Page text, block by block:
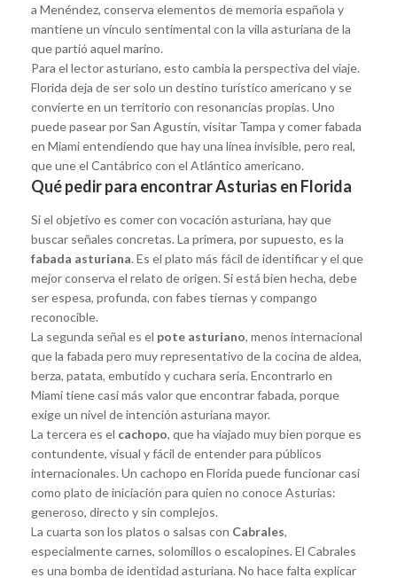
a Menéndez, conserva elementos de memoria española y
mantiene un vínculo sentimental con la villa asturiana de la
que partió aquel marino.
Para el lector asturiano, esto cambia la perspectiva del viaje.
Florida deja de ser solo un destino turístico americano y se
convierte en un territorio con resonancias propias. Uno
puede pasear por San Agustín, visitar Tampa y comer fabada
en Miami entendiendo que hay una línea invisible, pero real,
que une el Cantábrico con el Atlántico americano.
Qué pedir para encontrar Asturias en Florida
Si el objetivo es comer con vocación asturiana, hay que
buscar señales concretas. La primera, por supuesto, es la
fabada asturiana. Es el plato más fácil de identificar y el que
mejor conserva el relato de origen. Si está bien hecha, debe
ser espesa, profunda, con fabes tiernas y compango
reconocible.
La segunda señal es el pote asturiano, menos internacional
que la fabada pero muy representativo de la cocina de aldea,
berza, patata, embutido y cuchara seria. Encontrarlo en
Miami tiene casi más valor que encontrar fabada, porque
exige un nivel de intención asturiana mayor.
La tercera es el cachopo, que ha viajado muy bien porque es
contundente, visual y fácil de entender para públicos
internacionales. Un cachopo en Florida puede funcionar casi
como plato de iniciación para quien no conoce Asturias:
generoso, directo y sin complejos.
La cuarta son los platos o salsas con Cabrales,
especialmente carnes, solomillos o escalopines. El Cabrales
es una bomba de identidad asturiana. No hace falta explicar